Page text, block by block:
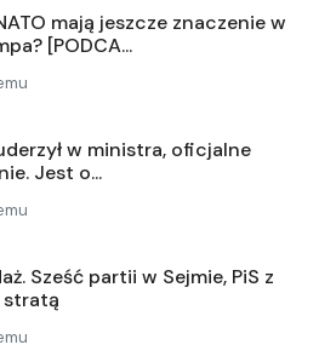
mają jeszcze znaczenie w
[PODCA...
w ministra, oficjalne
Jest o...
Sześć partii w Sejmie, PiS z
stratą